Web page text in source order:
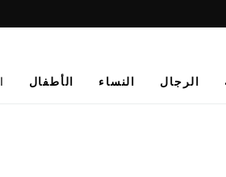
الرجال النساء الأطفال